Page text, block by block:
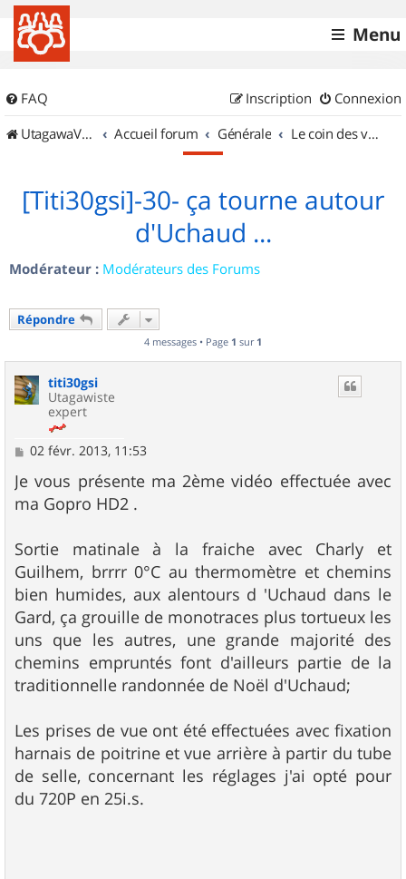
Menu
FAQ Connexion
Inscription
UtagawaVTT (Randos VTT et VTTAE avec traces GPS)
Accueil forum Générale Le coin des vidéastes
[Titi30gsi]-30- ça tourne autour
d'Uchaud ...
Modérateur : Modérateurs des Forums
Répondre
4 messages • Page 1 sur 1
titi30gsi
Utagawiste
expert
M
s
s
a
02 févr. 2013, 11:53
Je vous présente ma 2ème vidéo effectuée avec
ma Gopro HD2 .
Sortie matinale à la fraiche avec Charly et
Guilhem, brrrr 0°C au thermomètre et chemins
bien humides, aux alentours d 'Uchaud dans le
Gard, ça grouille de monotraces plus tortueux les
uns que les autres, une grande majorité des
chemins empruntés font d'ailleurs partie de la
traditionnelle randonnée de Noël d'Uchaud;
Les prises de vue ont été effectuées avec fixation
harnais de poitrine et vue arrière à partir du tube
de selle, concernant les réglages j'ai opté pour
du 720P en 25i.s.